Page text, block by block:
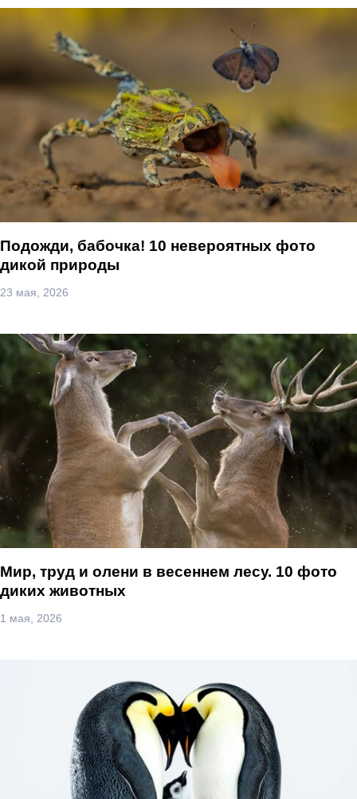
Подожди, бабочка! 10 невероятных фото
дикой природы
23 мая, 2026
Мир, труд и олени в весеннем лесу. 10 фото
диких животных
1 мая, 2026